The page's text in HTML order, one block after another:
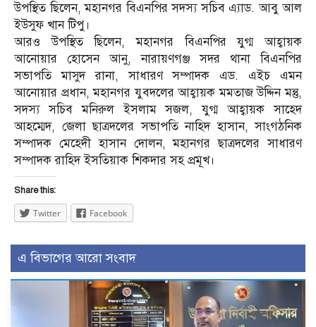
উপস্থিত ছিলেন, মহানগর বিএনপির সদস্য সচিব এ্যাড. আবু আল
ইউসুফ খান টিপু।
আরও উপস্থিত ছিলেন, মহানগর বিএনপির যুগ্ম আহ্বায়ক
আনোয়ার হোসেন আনু, নারায়ণগঞ্জ সদর থানা বিএনপির
সভাপতি মাসুদ রানা, সাধারণ সম্পাদক এড. এইচ এমন
আনোয়ার প্রধান, মহানগর যুবদলের আহ্বায়ক মমতাজ উদ্দিন মন্তু,
সদস্য সচিব মনিরুল ইসলাম সজল, যুগ্ম আহ্বায়ক সাহেদ
আহম্মেদ, জেলা ছাত্রদলের সভাপতি নাহিদ হাসান, সাংগঠনিক
সম্পাদক মেহেদী হাসান দোলন, মহানগর ছাত্রদলের সাধারণ
সম্পাদক রাহিদ ইসতিয়াক শিকদার সহ প্রমূখ।
Share this:
Twitter Facebook
এ বিভাগের আরো সংবাদ